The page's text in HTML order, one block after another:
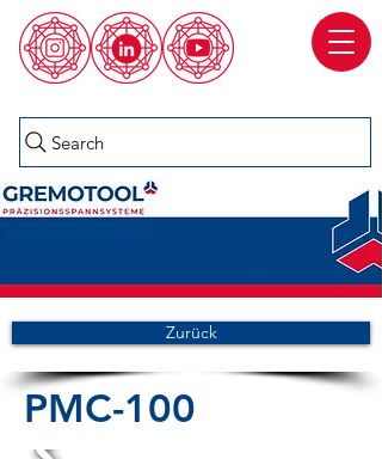
Search
Zurück
PMC-100